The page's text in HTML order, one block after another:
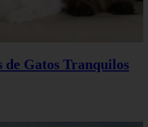
de Gatos Tranquilos